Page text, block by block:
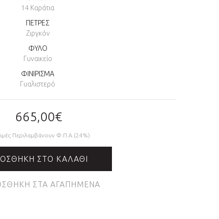
14 Καράτια
ΠΕΤΡΕΣ
Ζιργκόν
ΦΥΛΟ
Γυναικείο
ΦΙΝΙΡΙΣΜΑ
Γυαλιστερό
665,00€
Περιλαμβάνουν Φ.Π.Α.(24%)
ΣΤΟ ΚΑΛΆΘΙ
ΣΤΑ ΑΓΑΠΗΜΈΝΑ